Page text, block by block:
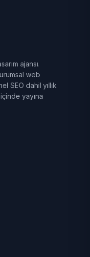
ajansı.
web
SEO dahil yıllık
yayına